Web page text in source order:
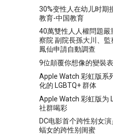
30%变性人在幼儿时期
教育-中国教育
40萬雙性人人權問題嚴
察院 副院長孫大川、監
鳳仙申請自動調查
9位顛覆你想像的變裝
Apple Watch 彩虹版系
化的 LGBTQ+ 群体
Apple Watch 彩虹版为
社群喝彩
DC电影首个跨性别女
蝠女的跨性别闺蜜